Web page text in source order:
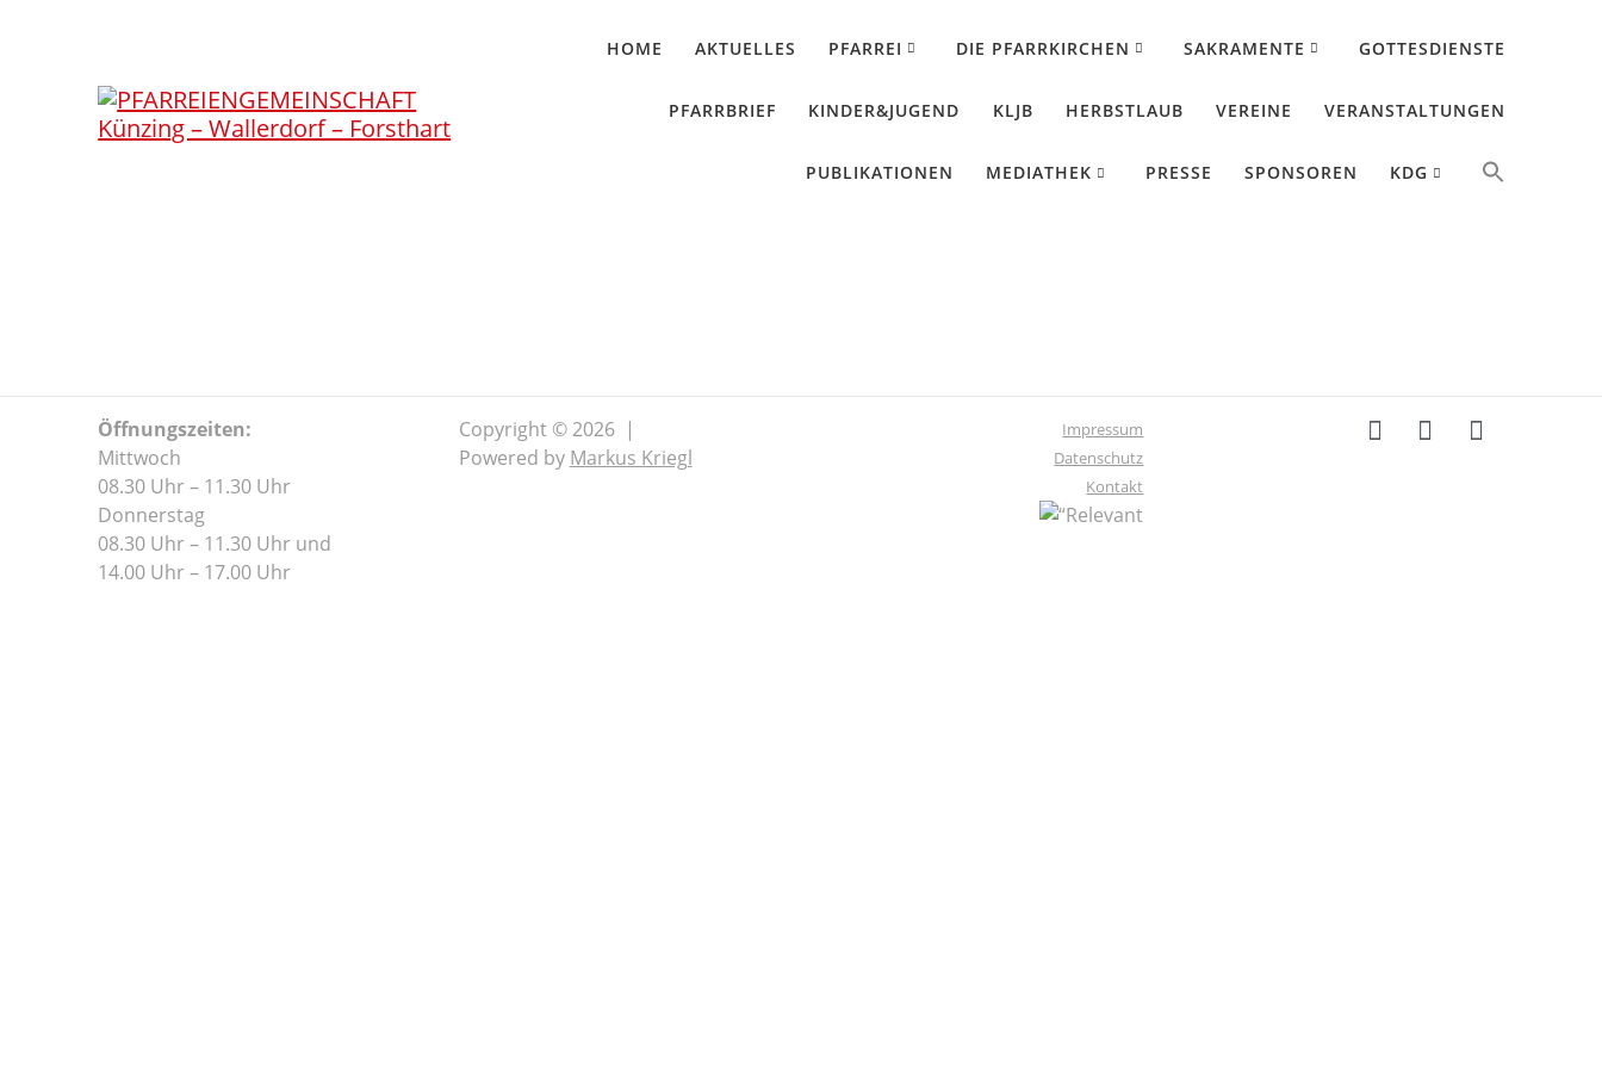
HOME AKTUELLES PFARREI DIE PFARRKIRCHEN SAKRAMENTE GOTTESDIENSTE
PFARRBRIEF KINDER&JUGEND KLJB HERBSTLAUB VEREINE VERANSTALTUNGEN
PUBLIKATIONEN MEDIATHEK PRESSE SPONSOREN KDG
Öffnungszeiten:
Mittwoch
08.30 Uhr – 11.30 Uhr
Donnerstag
08.30 Uhr – 11.30 Uhr und
14.00 Uhr – 17.00 Uhr
Copyright © 2026 |
Powered by Markus Kriegl
Impressum
Datenschutz
Kontakt